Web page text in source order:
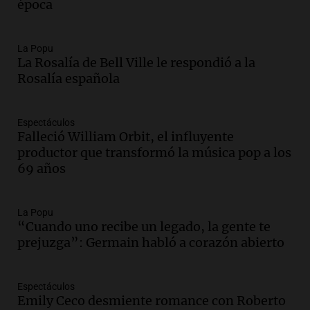
la clase dirigente a abordar problemas
Episodios
Audio.La inflación en Buenos Aires
alcanza el 2,9% en julio, generando
Panorama Federal
Episodios
Audio.Descuentos de hasta 700.000
pesos en salarios docentes en Jujuy
Episodios
Audio. Docentes de Jujuy denuncian
descuentos de hasta 700.000 pesos en
Panorama Federal
Episodios
época
La Popu
La Rosalía de Bell Ville le respondió a la
Rosalía española
Espectáculos
Falleció William Orbit, el influyente
productor que transformó la música pop a los
69 años
La Popu
“Cuando uno recibe un legado, la gente te
prejuzga”: Germain habló a corazón abierto
Espectáculos
Emily Ceco desmiente romance con Roberto